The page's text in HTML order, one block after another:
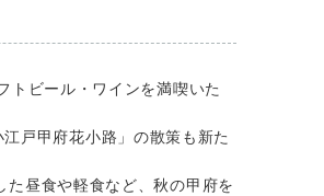
ビール・ワインを満喫いた
戸甲府花小路」の散策も新た
昼食や軽食など、秋の甲府を